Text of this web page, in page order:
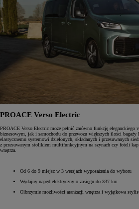
PROACE Verso Electric
PROACE Verso Electric może pełnić zarówno funkcję eleganckiego
biznesowym, jak i samochodu do przewozu większych ilości
elastycznemu systemowi dzielonych, składanych i przesuwanych
z przesuwanym stolikiem multifunkcyjnym na szynach czy foteli
wnętrza.
Od 6 do 9 miejsc w 3 wersjach wyposażenia do wyboru
Wydajny napęd elektryczny o zasięgu do 337 km
Olbrzymie możliwości aranżacji wnętrza i wyjątkowa